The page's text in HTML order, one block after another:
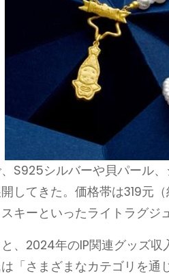
S925シルバーや貝パール
してきた。価格帯は319元
キーといったライトラグジ
、2024年のIP関連グッズ
「さまざまなカテゴリを